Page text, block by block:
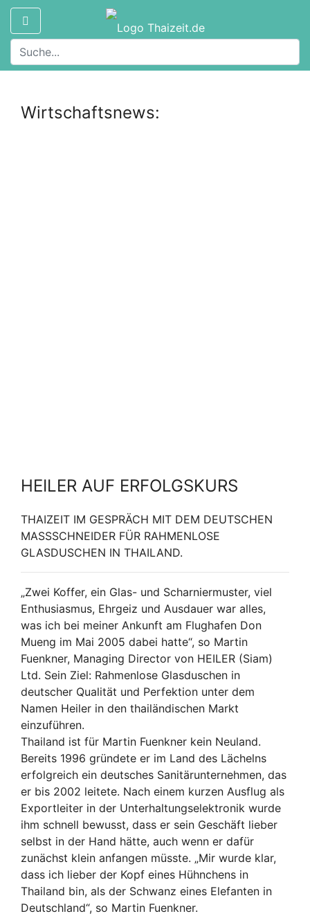
Wirtschaftsnews:
HEILER AUF ERFOLGSKURS
THAIZEIT IM GESPRÄCH MIT DEM DEUTSCHEN
MASSSCHNEIDER FÜR RAHMENLOSE G
LASDUSCHEN IN THAILAND.
„Zwei Koffer, ein Glas- und Scharniermuster, viel
Enthusiasmus, Ehrgeiz und Ausdauer war alles,
was ich bei meiner Ankunft am Flughafen Don
Mueng im Mai 2005 dabei hatte“, so Martin
Fuenkner, Managing Director von HEILER (Siam)
Ltd. Sein Ziel: Rahmenlose Glasduschen in
deutscher Qualität und Perfektion unter dem
Namen Heiler in den thailändischen Markt
einzuführen.
Thailand ist für Martin Fuenkner kein Neuland.
Bereits 1996 gründete er im Land des Lächelns
erfolgreich ein deutsches Sanitärunternehmen, das
er bis 2002 leitete. Nach einem kurzen Ausflug als
Exportleiter in der Unterhaltungselektronik wurde
ihm schnell bewusst, dass er sein Geschäft lieber
selbst in der Hand hätte, auch wenn er dafür
zunächst klein anfangen müsste. „Mir wurde klar,
dass ich lieber der Kopf eines Hühnchens in
Thailand bin, als der Schwanz eines Elefanten in
Deutschland“, so Martin Fuenkner.